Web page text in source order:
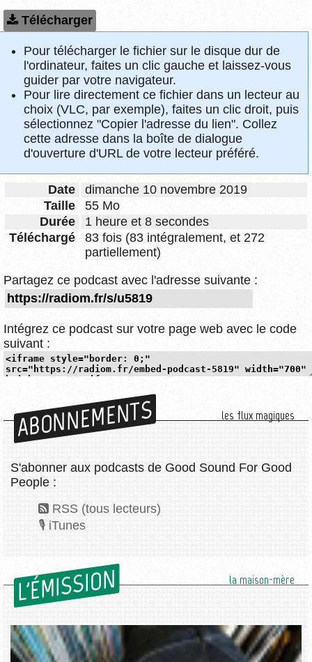
Télécharger
Pour télécharger le fichier sur le disque dur de
l'ordinateur, faites un clic gauche et laissez-vous
guider par votre navigateur.
Pour lire directement ce fichier dans un lecteur au
choix (VLC, par exemple), faites un clic droit, puis
sélectionnez "Copier l'adresse du lien". Collez
cette adresse dans la boîte de dialogue
d'ouverture d'URL de votre lecteur préféré.
Date
dimanche 10 novembre 2019
Taille
55 Mo
Durée
1 heure et 8 secondes
Téléchargé
83 fois (83 intégralement, et 272
partiellement)
Partagez ce podcast avec l'adresse suivante :
Intégrez ce podcast sur votre page web avec le code
suivant :
ABONNEMENTS les flux magiques
S'abonner aux podcasts de Good Sound For Good
People :
RSS (tous lecteurs)
iTunes
L'ÉMISSION la maison-mère